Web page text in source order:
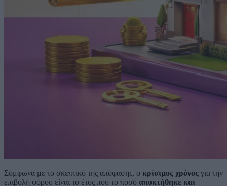
Σύμφωνα με το σκεπτικό της απόφασης, ο κρίσιμος χρόνος για την
επιβολή φόρου είναι το έτος που το ποσό αποκτήθηκε και